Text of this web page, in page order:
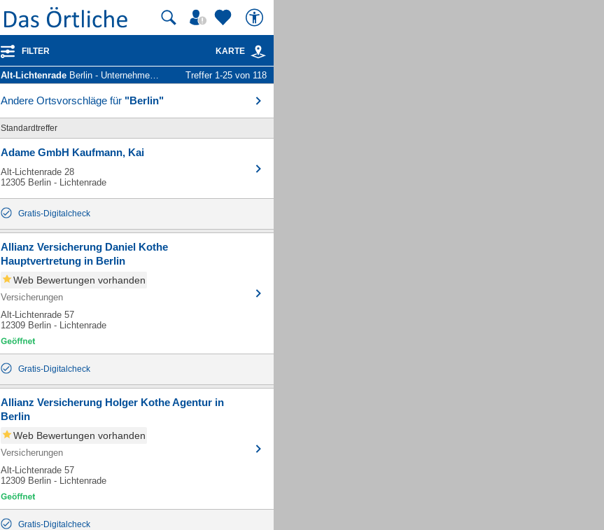
FILTER KARTE
Alt-Lichtenrade Berlin - Unternehmen und Personen Treffer 1-25 von 118
Andere Ortsvorschläge für "Berlin"
Standardtreffer
Adame GmbH Kaufmann, Kai
Alt-Lichtenrade 28
12305 Berlin - Lichtenrade
Gratis-Digitalcheck
Allianz Versicherung Daniel Kothe
Hauptvertretung in Berlin
Web Bewertungen vorhanden
Versicherungen
Alt-Lichtenrade 57
12309 Berlin - Lichtenrade
Gratis-Digitalcheck
Allianz Versicherung Holger Kothe Agentur in
Berlin
Web Bewertungen vorhanden
Versicherungen
Alt-Lichtenrade 57
12309 Berlin - Lichtenrade
Gratis-Digitalcheck